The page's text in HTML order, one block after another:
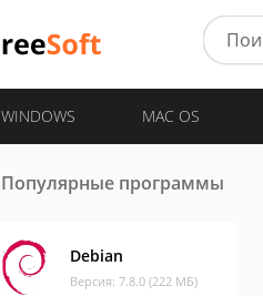
WINDOWS MAC OS
Популярные программы
Debian
Версия: 7.8.0 (222 МБ)